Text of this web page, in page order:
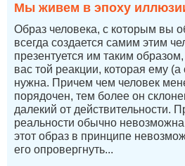
Мы живем в эпоху
Образ человека, с которым вы
всегда создается самим этим
презентуется им таким
вас той реакции, которая ему
нужна. Причем чем человек
порядочен, тем более он
далекий от действительности.
реальности обычно
этот образ в принципе
его опровергнуть...